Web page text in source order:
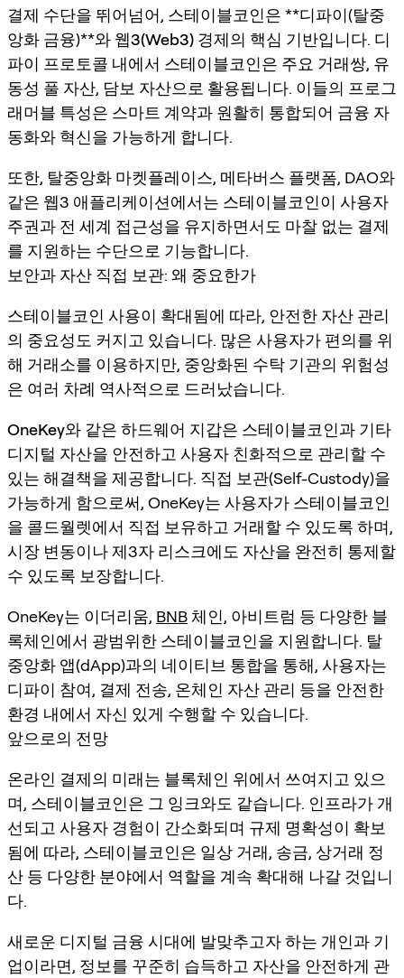
결제 수단을 뛰어넘어, 스테이블코인은 **디파이(탈중
앙화 금융)**와 웹3(Web3) 경제의 핵심 기반입니다. 디
파이 프로토콜 내에서 스테이블코인은 주요 거래쌍, 유
동성 풀 자산, 담보 자산으로 활용됩니다. 이들의 프로그
래머블 특성은 스마트 계약과 원활히 통합되어 금융 자
동화와 혁신을 가능하게 합니다.
또한, 탈중앙화 마켓플레이스, 메타버스 플랫폼, DAO와
같은 웹3 애플리케이션에서는 스테이블코인이 사용자
주권과 전 세계 접근성을 유지하면서도 마찰 없는 결제
를 지원하는 수단으로 기능합니다.
보안과 자산 직접 보관: 왜 중요한가
스테이블코인 사용이 확대됨에 따라, 안전한 자산 관리
의 중요성도 커지고 있습니다. 많은 사용자가 편의를 위
해 거래소를 이용하지만, 중앙화된 수탁 기관의 위험성
은 여러 차례 역사적으로 드러났습니다.
OneKey와 같은 하드웨어 지갑은 스테이블코인과 기타
디지털 자산을 안전하고 사용자 친화적으로 관리할 수
있는 해결책을 제공합니다. 직접 보관(Self-Custody)을
가능하게 함으로써, OneKey는 사용자가 스테이블코인
을 콜드월렛에서 직접 보유하고 거래할 수 있도록 하며,
시장 변동이나 제3자 리스크에도 자산을 완전히 통제할
수 있도록 보장합니다.
OneKey는 이더리움, BNB체인, 아비트럼 등 다양한 블
록체인에서 광범위한 스테이블코인을 지원합니다. 탈
중앙화 앱(dApp)과의 네이티브 통합을 통해, 사용자는
디파이 참여, 결제 전송, 온체인 자산 관리 등을 안전한
환경 내에서 자신 있게 수행할 수 있습니다.
앞으로의 전망
온라인 결제의 미래는 블록체인 위에서 쓰여지고 있으
며, 스테이블코인은 그 잉크와도 같습니다. 인프라가 개
선되고 사용자 경험이 간소화되며 규제 명확성이 확보
됨에 따라, 스테이블코인은 일상 거래, 송금, 상거래 정
산 등 다양한 분야에서 역할을 계속 확대해 나갈 것입니
다.
새로운 디지털 금융 시대에 발맞추고자 하는 개인과 기
업이라면, 정보를 꾸준히 습득하고 자산을 안전하게 관